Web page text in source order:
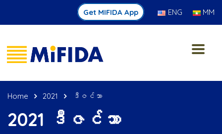
Get MIFIDA App ENG MM
Home 2021 ဒီဇင်ဘာ
2021 ဒီဇင်ဘာ